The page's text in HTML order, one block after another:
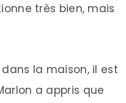
très bien, mais
la maison, il est
a appris que